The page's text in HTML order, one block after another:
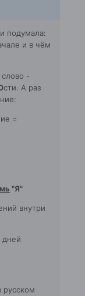
подумала:
и в чём
-
сти. А раз
=
"Я"
внутри
дней
русском